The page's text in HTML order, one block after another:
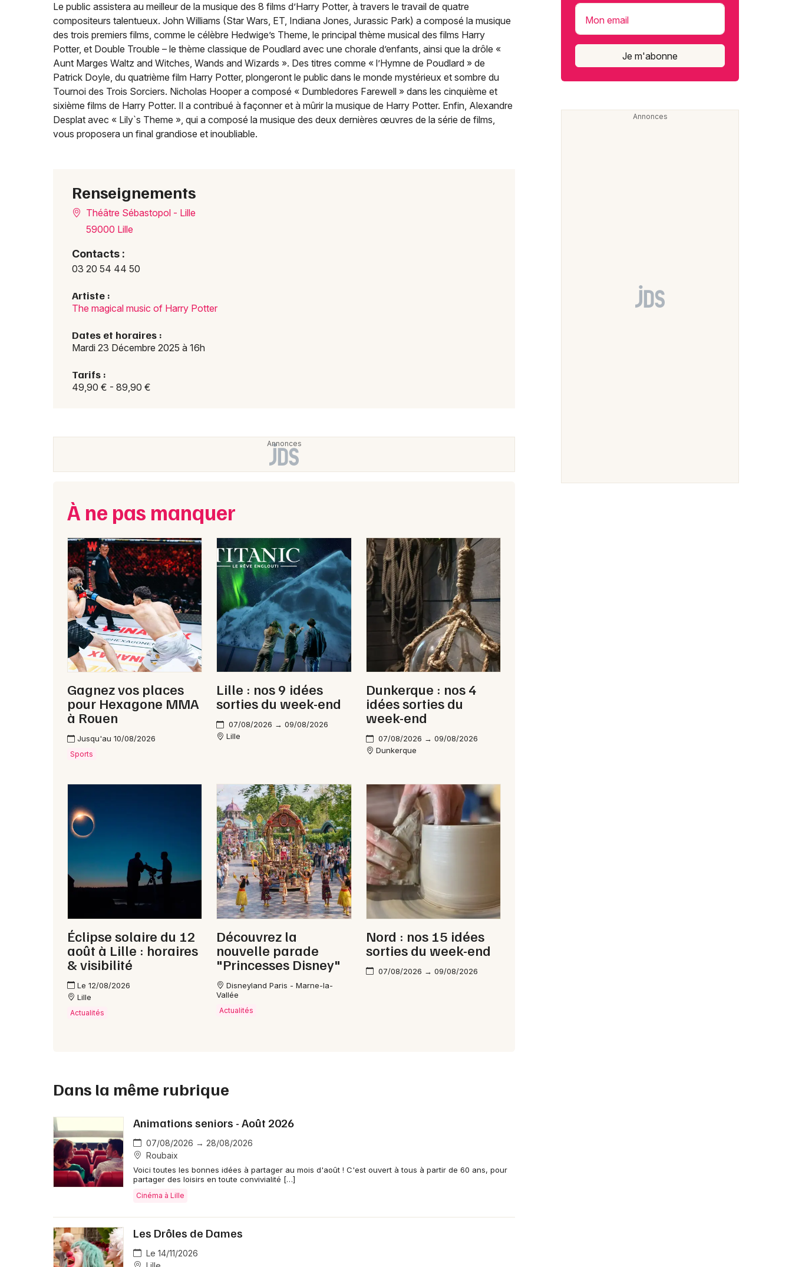
Mon email
Je m'abonne
Le public assistera au meilleur de la musique des 8 films d’Harry Potter, à travers le travail de quatre
compositeurs talentueux. John Williams (Star Wars, ET, Indiana Jones, Jurassic Park) a composé la musique
des trois premiers films, comme le célèbre Hedwige’s Theme, le principal thème musical des films Harry
Potter, et Double Trouble – le thème classique de Poudlard avec une chorale d’enfants, ainsi que la drôle «
Aunt Marges Waltz and Witches, Wands and Wizards ». Des titres comme « l’Hymne de Poudlard » de
Patrick Doyle, du quatrième film Harry Potter, plongeront le public dans le monde mystérieux et sombre du
Tournoi des Trois Sorciers. Nicholas Hooper a composé « Dumbledores Farewell » dans les cinquième et
sixième films de Harry Potter. Il a contribué à façonner et à mûrir la musique de Harry Potter. Enfin, Alexandre
Desplat avec « Lily`s Theme », qui a composé la musique des deux dernières œuvres de la série de films,
vous proposera un final grandiose et inoubliable.
Renseignements
Théâtre Sébastopol - Lille
59000 Lille
Contacts :
03 20 54 44 50
Artiste :
The magical music of Harry Potter
Dates et horaires :
Mardi 23 Décembre 2025 à 16h
Tarifs :
49,90 € - 89,90 €
À ne pas manquer
Gagnez vos places
pour Hexagone MMA
à Rouen
Jusqu'au 10/08/2026
Sports
Lille : nos 9 idées
sorties du week-end
07/08/2026 → 09/08/2026
Lille
Dunkerque : nos 4
idées sorties du
week-end
07/08/2026 → 09/08/2026
Dunkerque
Éclipse solaire du 12
août à Lille : horaires
& visibilité
Le 12/08/2026
Lille
Actualités
Découvrez la
nouvelle parade
"Princesses Disney"
Disneyland Paris - Marne-la-
Vallée
Actualités
Nord : nos 15 idées
sorties du week-end
07/08/2026 → 09/08/2026
Dans la même rubrique
Animations seniors - Août 2026
07/08/2026 → 28/08/2026
Roubaix
Voici toutes les bonnes idées à partager au mois d'août ! C'est ouvert à tous à partir de 60 ans, pour
partager des loisirs en toute convivialité […]
Cinéma à Lille
Les Drôles de Dames
Le 14/11/2026
Mon email
Je m'abonne